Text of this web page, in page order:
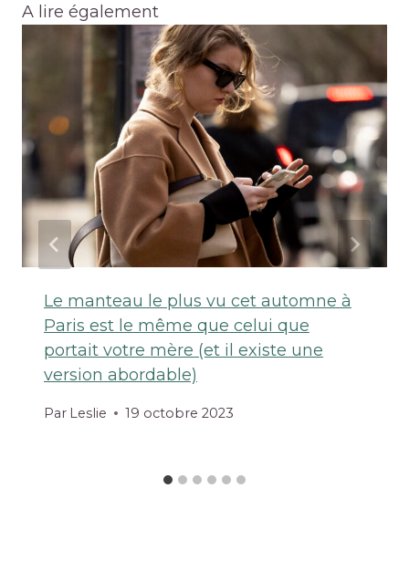
A lire également
Le manteau le plus vu cet automne à
Paris est le même que celui que
portait votre mère (et il existe une
version abordable)
Par Leslie 19 octobre 2023